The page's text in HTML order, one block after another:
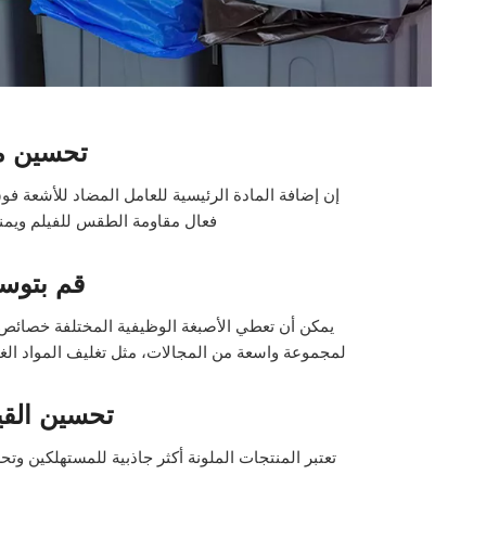
تحسين
إن إضافة المادة الرئيسية للعامل المضاد
فعال مقاومة الطقس للفيلم
قم
يمكن أن تعطي الأصبغة الوظيفية المختلفة خصائص
لمجموعة واسعة من المجالات، مثل تغليف المواد
تحسين
تعتبر المنتجات الملونة أكثر جاذبية للمستهلكين